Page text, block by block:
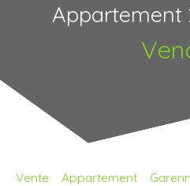
Appartement
Vente Appartement